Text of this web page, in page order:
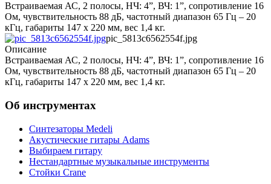
Встраиваемая АС, 2 полосы, НЧ: 4”, ВЧ: 1”, сопротивление 16
Ом, чувствительность 88 дБ, частотный диапазон 65 Гц – 20
кГц, габариты 147 х 220 мм, вес 1,4 кг.
pic_5813c6562554f.jpg
Описание
Встраиваемая АС, 2 полосы, НЧ: 4”, ВЧ: 1”, сопротивление 16
Ом, чувствительность 88 дБ, частотный диапазон 65 Гц – 20
кГц, габариты 147 х 220 мм, вес 1,4 кг.
Об инструментах
Синтезаторы Мedeli
Акустические гитары Adams
Выбираем гитару
Нестандартные музыкальные инструменты
Стойки Crane